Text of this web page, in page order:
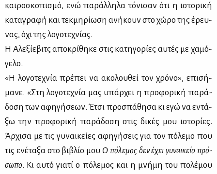
και­ρο­σκο­πι­σμό, ενώ πα­ράλ­λη­λα τό­νι­σαν ότι η ιστο­ρι­κή
κα­τα­γρα­φή και τεκ­μη­ρί­ω­ση ανή­κουν στο χώ­ρο της έρευ­
νας, όχι της λο­γο­τε­χνί­ας.
Η Αλε­ξί­ε­βιτς απο­κρί­θη­κε στις κα­τη­γο­ρί­ες αυ­τές με χα­μό­
γε­λο.
«Η λο­γο­τε­χνία πρέ­πει να ακο­λου­θεί τον χρό­νο», επι­σή­
μα­νε. «Στη λο­γο­τε­χνία μας υπάρ­χει η προ­φο­ρι­κή πα­ρά­
δο­ση των αφη­γή­σε­ων. Έτσι προ­σπά­θη­σα κι εγώ να εντά­
ξω την προ­φο­ρι­κή πα­ρά­δο­ση στις δι­κές μου ιστο­ρί­ες.
Άρ­χι­σα με τις γυ­ναι­κεί­ες αφη­γή­σεις για τον πό­λε­μο που
τις ενέ­τα­ξα στο βι­βλίο μου Ο πό­λε­μος δεν έχει γυ­ναι­κείο πρό­
σω­πο. Κι αυ­τό για­τί ο πό­λε­μος και η μνή­μη του πο­λέ­μου